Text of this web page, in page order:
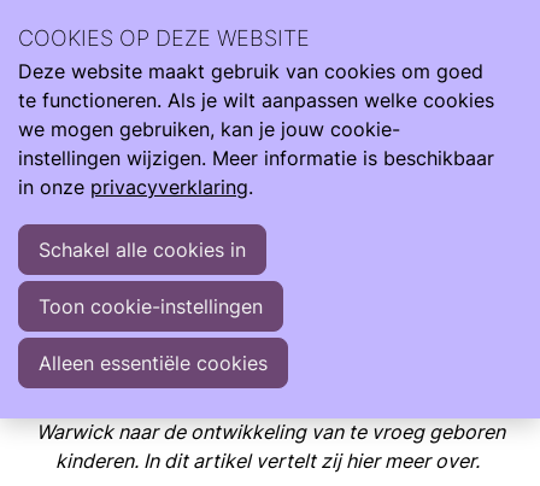
om je te ondersteunen als je kind te vroeg, te licht en ziek
geboren wordt.
Opgroeien Opgroeien na vroeggeboorte
Opgroeien na vroeggeboorte
Door Dr. Sabrina Twilhaar (Universiteit van Warwick,
Verenigd Koninkrijk)
Door Dr. Sabrina Twilhaar (Universiteit van Warwick,
Verenigd Koninkrijk)
Warwick naar de ontwikkeling van te vroeg geboren
kinderen. In dit artikel vertelt zij hier meer over.
COOKIES OP DEZE WEBSITE
Deze website maakt gebruik van cookies om goed
te functioneren. Als je wilt aanpassen welke cookies
we mogen gebruiken, kan je jouw cookie-
instellingen wijzigen. Meer informatie is beschikbaar
in onze privacyverklaring.
Schakel alle cookies in
Toon cookie-instellingen
Alleen essentiële cookies